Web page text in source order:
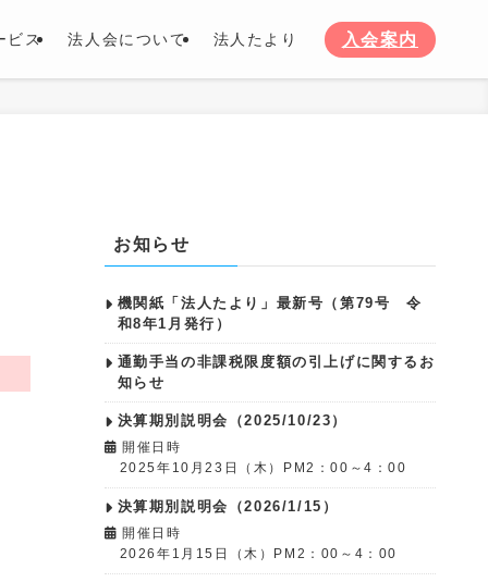
ビス 法人会について 法人たより 入会案内
お知らせ
機関紙「法人たより」最新号（第79号 令
和8年1月発行）
通勤手当の非課税限度額の引上げに関するお
知らせ
決算期別説明会（2025/10/23）
開催日時
2025年10月23日（木）PM2：00～4：00
決算期別説明会（2026/1/15）
開催日時
2026年1月15日（木）PM2：00～4：00